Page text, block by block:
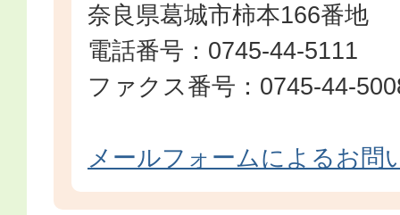
奈良県葛城市柿本166番地
電話番号：0745-44-5111
ファクス番号：0745-44-
メールフォームによるお問